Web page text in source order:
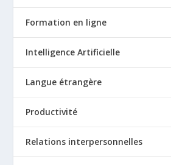
Formation en ligne
Intelligence Artificielle
Langue étrangère
Productivité
Relations interpersonnelles